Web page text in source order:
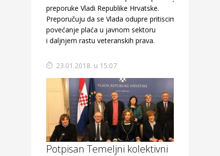
preporuke Vladi Republike Hrvatske.
Preporučuju da se Vlada odupre pritiscima za
povećanje plaća u javnom sektoru
i daljnjem rastu veteranskih prava.
23.01.2018. u 15:07
Potpisan Temeljni kolektivni